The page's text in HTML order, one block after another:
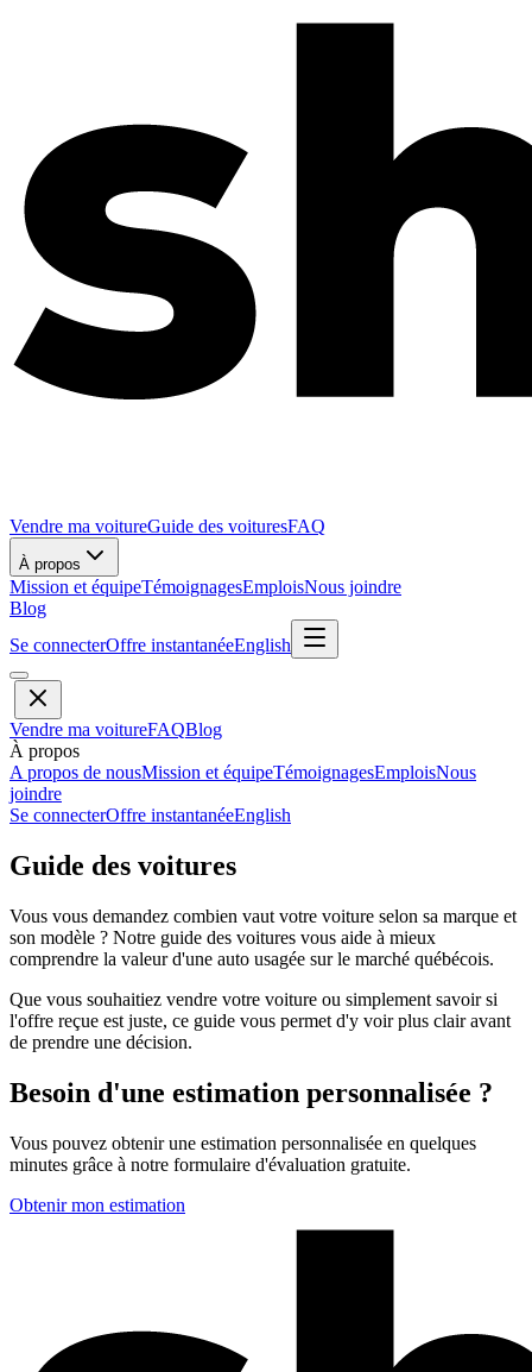
Vendre ma voitureGuide des voituresFAQ
À propos
Mission et équipeTémoignagesEmploisNous joindre
Blog
Se connecterOffre instantanéeEnglish
Vendre ma voitureFAQBlog
À propos
A propos de nousMission et équipeTémoignagesEmploisNous
joindre
Se connecterOffre instantanéeEnglish
Guide des voitures
Vous vous demandez combien vaut votre voiture selon sa marque et
son modèle ? Notre guide des voitures vous aide à mieux
comprendre la valeur d'une auto usagée sur le marché québécois.
Que vous souhaitiez vendre votre voiture ou simplement savoir si
l'offre reçue est juste, ce guide vous permet d'y voir plus clair avant
de prendre une décision.
Besoin d'une estimation personnalisée ?
Vous pouvez obtenir une estimation personnalisée en quelques
minutes grâce à notre formulaire d'évaluation gratuite.
Obtenir mon estimation